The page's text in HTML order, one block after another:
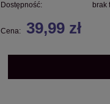
Dostępność: brak
Cena: 39,99 zł